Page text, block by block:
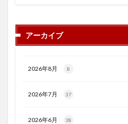
アーカイブ
2026年8月 8
2026年7月 37
2026年6月 38